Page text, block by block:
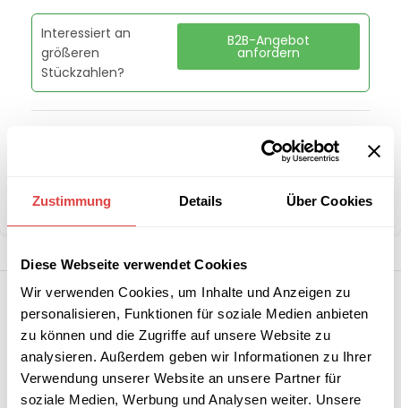
Zustimmung Details Über Cookies
Diese Webseite verwendet Cookies
Wir verwenden Cookies, um Inhalte und Anzeigen zu
personalisieren, Funktionen für soziale Medien anbieten
zu können und die Zugriffe auf unsere Website zu
analysieren. Außerdem geben wir Informationen zu Ihrer
Verwendung unserer Website an unsere Partner für
soziale Medien, Werbung und Analysen weiter. Unsere
Interessiert an
größeren
Stückzahlen?
B2B-Angebot
anfordern
Teilen: